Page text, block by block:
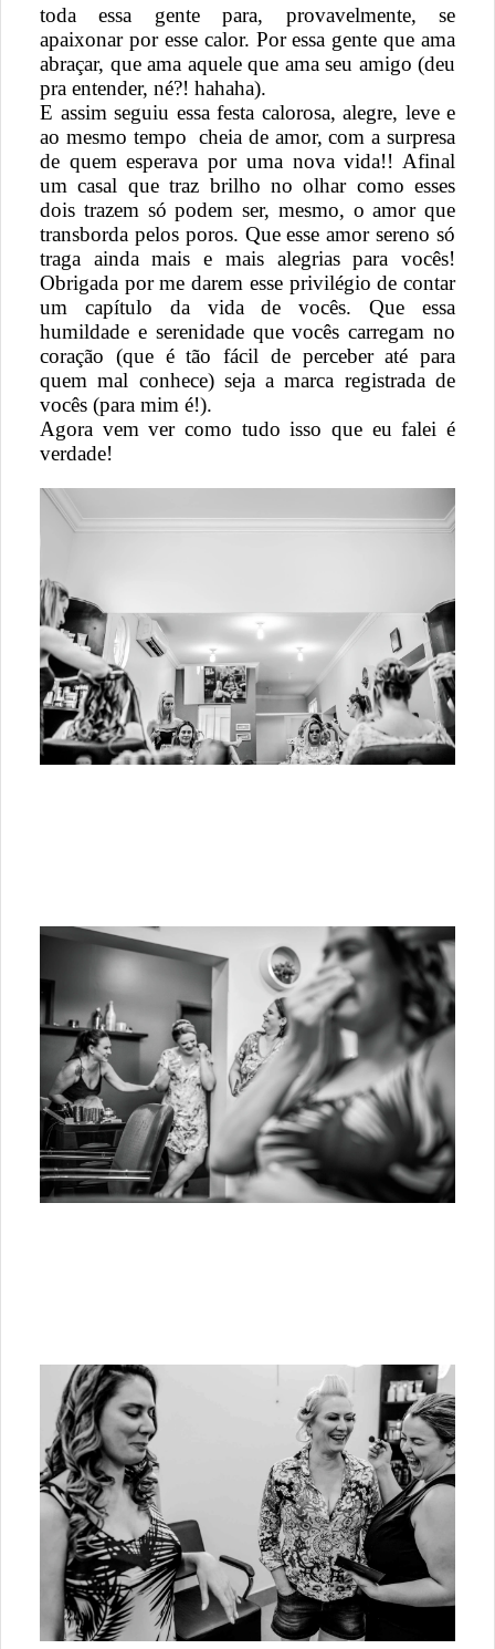
toda essa gente para, provavelmente, se
apaixonar por esse calor. Por essa gente que ama
abraçar, que ama aquele que ama seu amigo (deu
pra entender, né?! hahaha).
E assim seguiu essa festa calorosa, alegre, leve e
ao mesmo tempo cheia de amor, com a surpresa
de quem esperava por uma nova vida!! Afinal
um casal que traz brilho no olhar como esses
dois trazem só podem ser, mesmo, o amor que
transborda pelos poros. Que esse amor sereno só
traga ainda mais e mais alegrias para vocês!
Obrigada por me darem esse privilégio de contar
um capítulo da vida de vocês. Que essa
humildade e serenidade que vocês carregam no
coração (que é tão fácil de perceber até para
quem mal conhece) seja a marca registrada de
vocês (para mim é!).
Agora vem ver como tudo isso que eu falei é
verdade!